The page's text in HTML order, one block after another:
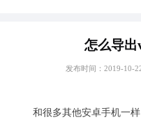
怎么导出
发布时间：2019-10-
和很多其他安卓手机一样